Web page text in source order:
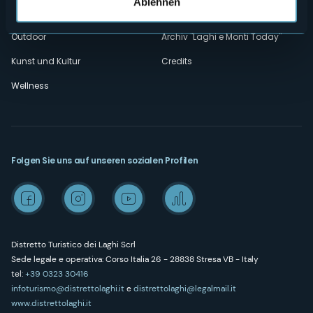
Outdoor
Kunst und Kultur
Wellness
Archiv "Laghi e Monti Today"
Credits
Distretto Turistico dei Laghi Scrl
Sede legale e operativa: Corso Italia 26 - 28838 Stresa VB - Italy
tel:+39 0323 30416
infoturismo@distrettolaghi.itedistrettolaghi@legalmail.it
www.distrettolaghi.it
Folgen Sie uns auf unseren sozialen Profilen